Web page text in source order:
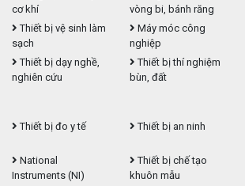
cơ khí
vòng bi, bánh răng
Thiết bị vệ sinh làm
sạch
Máy móc công
nghiệp
Thiết bị dạy nghề,
nghiên cứu
Thiết bị thí nghiệm
bùn, đất
Thiết bị đo y tế
Thiết bị an ninh
National
Instruments (NI)
Thiết bị chế tạo
khuôn mẫu